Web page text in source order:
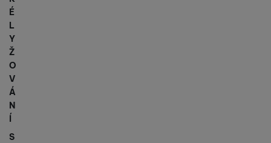
É
L
Y
Ž
O
V
Á
N
Í
S